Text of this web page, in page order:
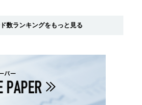
数ランキングをもっと見る